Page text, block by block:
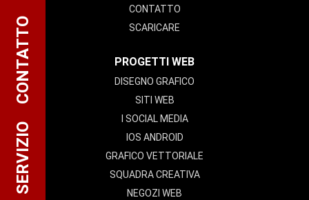
CONTATTO
SCARICARE
PROGETTI WEB
DISEGNO GRAFICO
SITI WEB
I SOCIAL MEDIA
IOS ANDROID
GRAFICO VETTORIALE
SQUADRA CREATIVA
NEGOZI WEB
SERVIZIO
CONTATTO